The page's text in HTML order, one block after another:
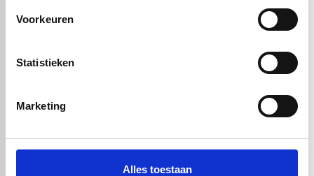
Voorkeuren
Statistieken
Marketing
Alles toestaan